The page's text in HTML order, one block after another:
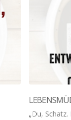
„Du, Schatz.